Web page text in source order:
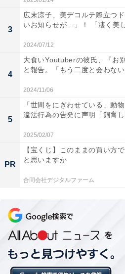
3
広末涼子、美デコルテ際立つ
いお知らせが…」！ 「凄く美
2024/07/12
4
大食いYoutuberの彼氏、『お
と報告。「もう二度と会わな
2024/11/06
5
「世間をにぎわせている」動
違法行為の告発に声明「飼育
2025/02/07
PR
【宝くじ】このままの買い方
と思いますか
合同会社デジタルファーム